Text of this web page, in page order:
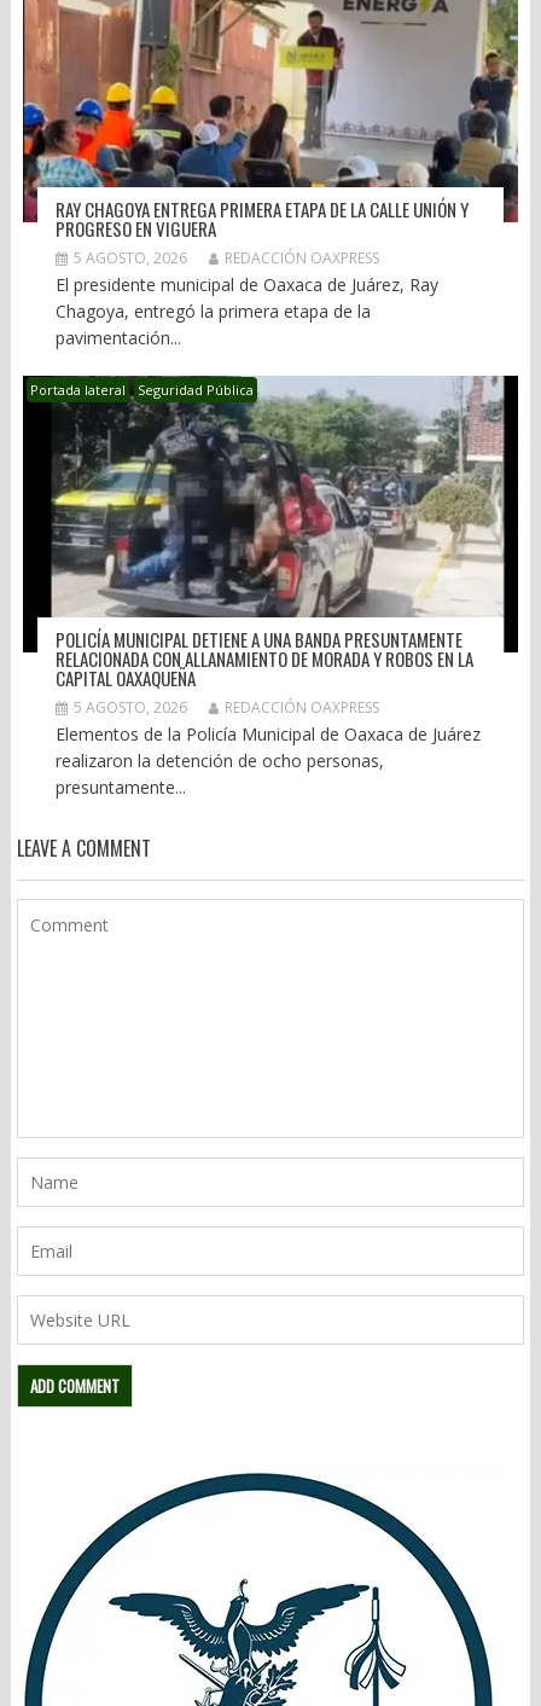
RAY CHAGOYA ENTREGA PRIMERA ETAPA DE LA CALLE UNIÓN Y
PROGRESO EN VIGUERA
5 AGOSTO, 2026 REDACCIÓN OAXPRESS
El presidente municipal de Oaxaca de Juárez, Ray
Chagoya, entregó la primera etapa de la
pavimentación...
Portada lateral Seguridad Pública
POLICÍA MUNICIPAL DETIENE A UNA BANDA PRESUNTAMENTE
RELACIONADA CON ALLANAMIENTO DE MORADA Y ROBOS EN LA
CAPITAL OAXAQUEÑA
5 AGOSTO, 2026 REDACCIÓN OAXPRESS
Elementos de la Policía Municipal de Oaxaca de Juárez
realizaron la detención de ocho personas,
presuntamente...
LEAVE A COMMENT